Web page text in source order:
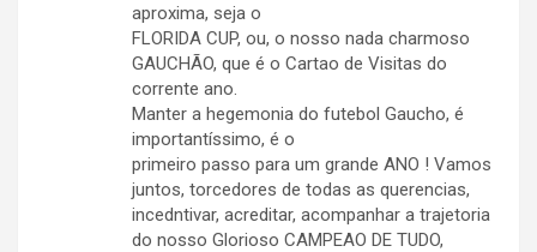
aproxima, seja o
FLORIDA CUP, ou, o nosso nada charmoso
GAUCHÃO, que é o Cartao de Visitas do
corrente ano.
Manter a hegemonia do futebol Gaucho, é
importantíssimo, é o
primeiro passo para um grande ANO ! Vamos
juntos, torcedores de todas as querencias,
incedntivar, acreditar, acompanhar a trajetoria
do nosso Glorioso CAMPEAO DE TUDO,